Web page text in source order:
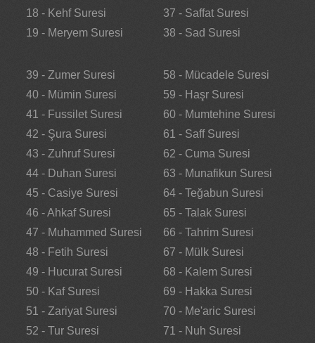
18 - Kehf Suresi
19 - Meryem Suresi
37 - Saffat Suresi
38 - Sad Suresi
39 - Zumer Suresi
40 - Mümin Suresi
41 - Fussilet Suresi
42 - Şura Suresi
43 - Zuhruf Suresi
44 - Duhan Suresi
45 - Casiye Suresi
46 - Ahkaf Suresi
47 - Muhammed Suresi
48 - Fetih Suresi
49 - Hucurat Suresi
50 - Kaf Suresi
51 - Zariyat Suresi
52 - Tur Suresi
58 - Mücadele Suresi
59 - Haşr Suresi
60 - Mumtehine Suresi
61 - Saff Suresi
62 - Cuma Suresi
63 - Munafikun Suresi
64 - Teğabun Suresi
65 - Talak Suresi
66 - Tahrim Suresi
67 - Mülk Suresi
68 - Kalem Suresi
69 - Hakka Suresi
70 - Me'aric Suresi
71 - Nuh Suresi